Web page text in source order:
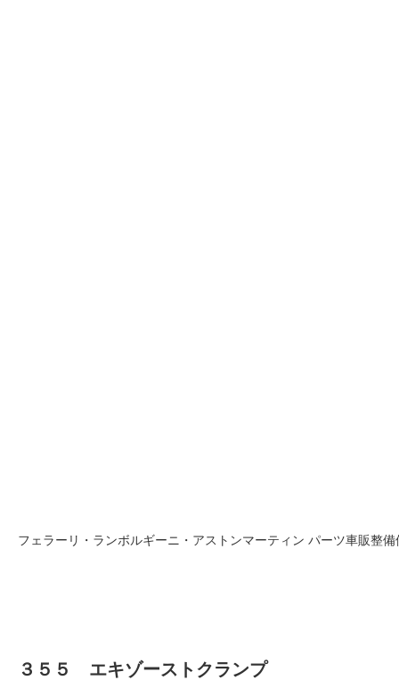
フェラーリ・ランボルギーニ・アストンマーティン パーツ車販整
３５５ エキゾーストクランプ